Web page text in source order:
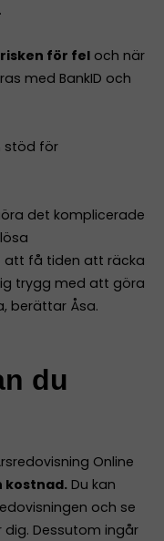
för fel och när
med BankID och
stöd för
det komplicerade
att få tiden att räcka
trygg med att göra
berättar Åsa.
du
Online
kostnad. Du kan
och se
Dessutom ingår